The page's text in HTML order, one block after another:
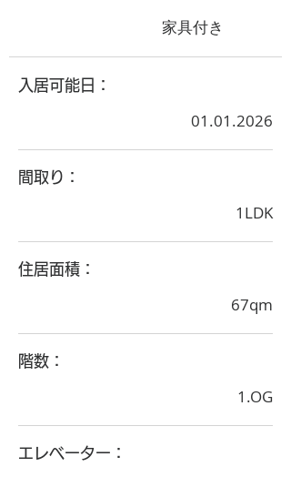
家具付き
入居可能日：
01.01.2026
間取り：
1LDK
住居面積：
67qm
階数：
1.OG
エレベーター：